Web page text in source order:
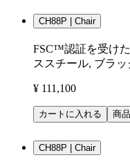
CH88P | Chair
FSC™認証を受け
ススチール, ブラッ
¥ 111,100
カートに入れる 商
CH88P | Chair